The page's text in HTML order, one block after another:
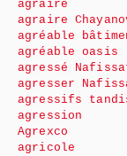
agraire
agraire
agréable
agréable oasis
agressé
agresser
agressifs
agression
Agrexco
agricole